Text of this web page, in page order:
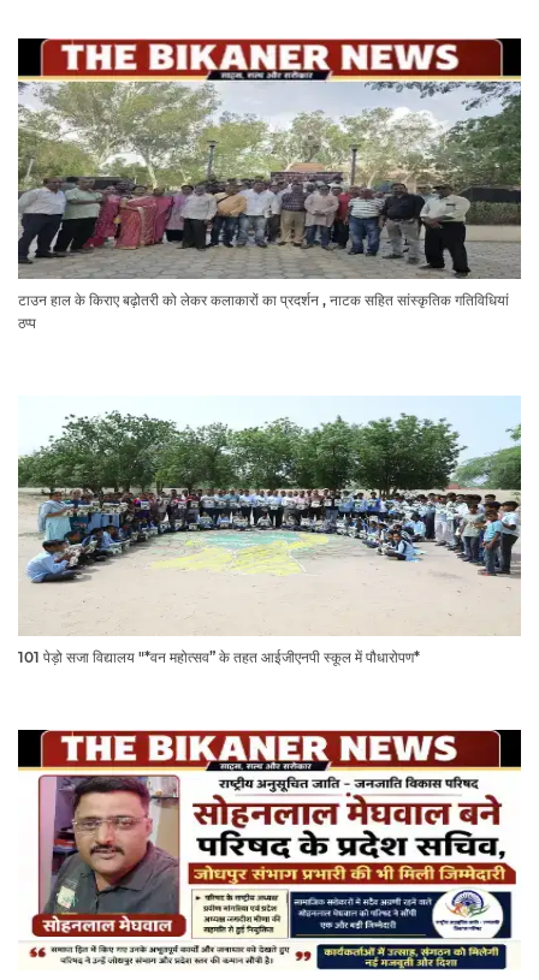
टाउन हाल के किराए बढ़ोतरी को लेकर कलाकारों का प्रदर्शन , नाटक सहित सांस्कृतिक गतिविधियां
ठप्प
101 पेड़ो सजा विद्यालय "*वन महोत्सव” के तहत आईजीएनपी स्कूल में पौधारोपण*